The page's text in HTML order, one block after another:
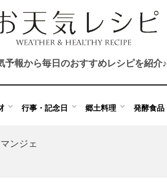
予報から毎日のおすすめレシピを紹介♪
行事・記念日 郷土料理 発酵食品
ンジェ